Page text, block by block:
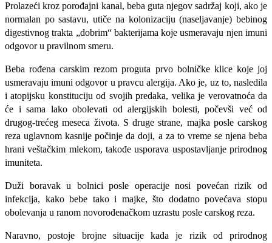
Prolazeći kroz porođajni kanal, beba guta njegov sadržaj koji, ako je
normalan po sastavu, utiče na kolonizaciju (naseljavanje) bebinog
digestivnog trakta „dobrim“ bakterijama koje usmeravaju njen imuni
odgovor u pravilnom smeru.
Beba rođena carskim rezom proguta prvo bolničke klice koje joj
usmeravaju imuni odgovor u pravcu alergija. Ako je, uz to, nasledila
i atopijsku konstituciju od svojih predaka, velika je verovatnoća da
će i sama lako obolevati od alergijskih bolesti, počevši već od
drugog-trećeg meseca života. S druge strane, majka posle carskog
reza uglavnomkasnije počinje da doji, a za to vreme se njena beba
hrani veštačkim mlekom, takođe usporava uspostavljanje prirodnog
imuniteta.
Duži boravak u bolnici posle operacije nosi povećan rizik od
infekcija, kako bebe tako i majke, što dodatno povećava stopu
obolevanja u ranom novorođenačkom uzrastu posle carskog reza.
Naravno, postoje brojne situacije kada je rizik od prirodnog